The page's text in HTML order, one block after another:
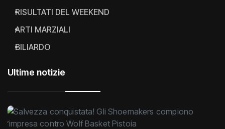
RISULTATI DEL WEEKEND
ARTI MARZIALI
BILIARDO
Ultime notizie